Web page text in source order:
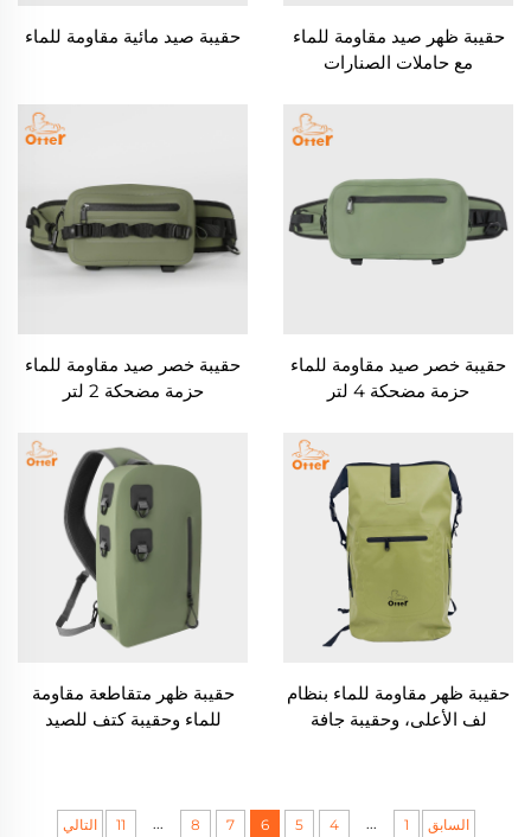
حقيبة ظهر صيد مقاومة للماء
مع حاملات الصنارات
حقيبة صيد مائية مقاومة للماء
حقيبة خصر صيد مقاومة للماء
حزمة مضحكة 4 لتر
حقيبة خصر صيد مقاومة للماء
حزمة مضحكة 2 لتر
حقيبة ظهر مقاومة للماء بنظام
لف الأعلى، وحقيبة جافة
حقيبة ظهر متقاطعة مقاومة
للماء وحقيبة كتف للصيد
السابق 1
...
4
5
6
7
8
...
11 التالي